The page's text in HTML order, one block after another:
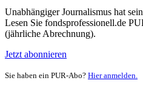
Unabhängiger Journalismus hat
Lesen Sie fondsprofessionell.de
(jährliche Abrechnung).
Jetzt abonnieren
Sie haben ein PUR-Abo? Hier anmelden.